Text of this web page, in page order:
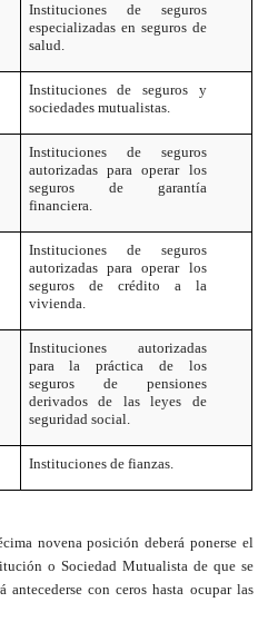
Instituciones de seguros
especializadas en seguros de
salud.
Instituciones de seguros y
sociedades mutualistas.
Instituciones de seguros
autorizadas para operar los
seguros de garantía
financiera.
Instituciones de seguros
autorizadas para operar los
seguros de crédito a la
vivienda.
Instituciones autorizadas
para la práctica de los
seguros de pensiones
derivados de las leyes de
seguridad social.
Instituciones de fianzas.
novena posición deberá ponerse el
o Sociedad Mutualista de que se
antecederse con ceros hasta ocupar las